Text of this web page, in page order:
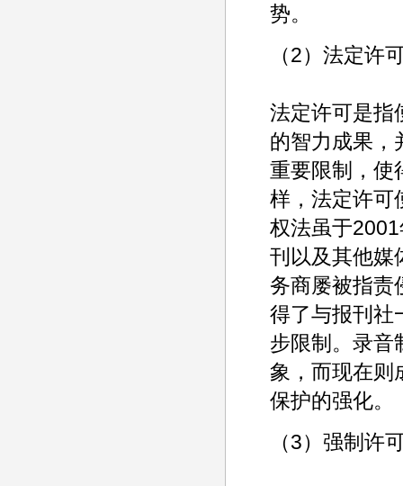
势。
（2）法定许
法定许可是指
的智力成果，
重要限制，使
样，法定许可
权法虽于
刊以及其他媒
务商屡被指责
得了与报刊社
步限制。录音
象，而现在则
保护的强化。
（3）强制许